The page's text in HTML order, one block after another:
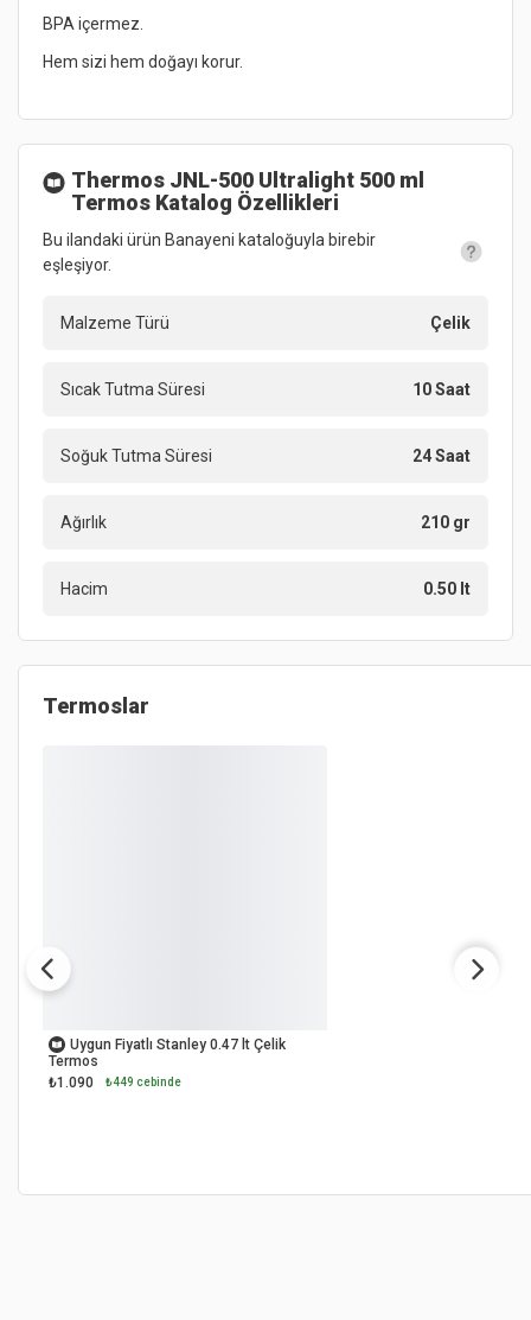
Thermos JNL-500 Ultralight 500 ml
Termos Katalog Özellikleri
Bu ilandaki ürün Banayeni kataloğuyla birebir
eşleşiyor.
Malzeme Türü Çelik
Sıcak Tutma Süresi 10 Saat
Soğuk Tutma Süresi 24 Saat
Ağırlık 210 gr
Hacim 0.50 lt
Termoslar
Uygun Fiyatlı Stanley 0.47 lt Çelik
Termos
₺1.090
₺449 cebinde